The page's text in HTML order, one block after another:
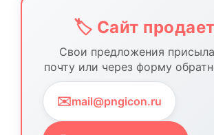
🏷️ Сайт
Свои предложения
почту или через форму
✉️mail@pngicon.ru